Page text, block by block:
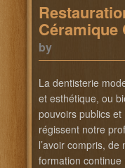
Céramique
by
La dentisterie
et esthétique, ou
pouvoirs publics
régissent notre
l’avoir compris,
formation